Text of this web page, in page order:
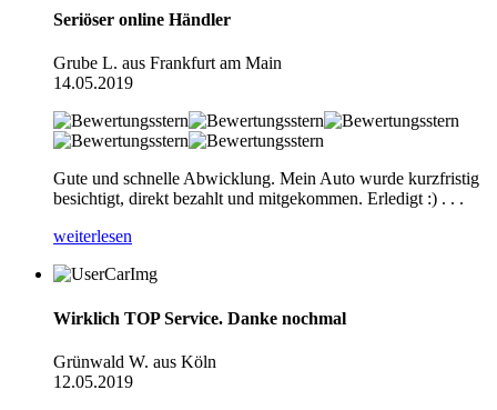
Seriöser online Händler
Grube L. aus Frankfurt am Main
14.05.2019
Gute und schnelle Abwicklung. Mein Auto wurde kurzfristig
besichtigt, direkt bezahlt und mitgekommen. Erledigt :) . . .
weiterlesen
Wirklich TOP Service. Danke nochmal
Grünwald W. aus Köln
12.05.2019